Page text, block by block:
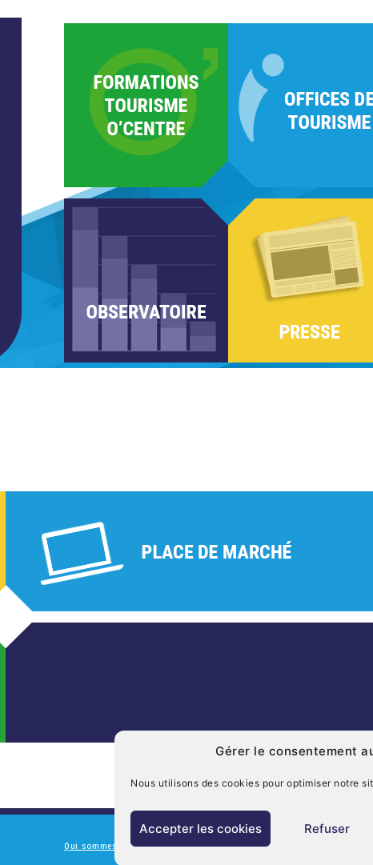
Gérer le consentement
Nous utilisons des cookies pour optimiser notre
Accepter les cookies Refuser
Qui sommes nous ? Mentions légales Politique de cookies (UE)